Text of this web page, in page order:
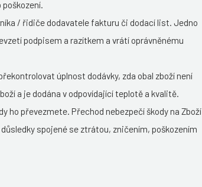
/ řidiče dodavatele fakturu či dodací list. Jedno
podpisem a razítkem a vrátí oprávněnému
úplnost dodávky, zda obal zboží není
a je dodána v odpovídající teplotě a kvalitě.
ho převezmete. Přechod nebezpečí škody na Zboží
spojené se ztrátou, zničením, poškozením